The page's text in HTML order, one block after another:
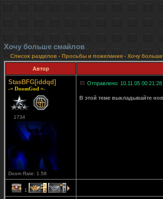
Хочу больше смайлов
Список разделов- Просьбы и пожелания - Хочу
Автор
StasBFG[iddqd]
-= DoomGod =-
1734
Doom Rate: 1.58
Отправлено: 10.11.05 00:21:28
В этой теме выкладывайте
1 2 1